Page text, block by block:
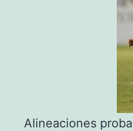
Alineaciones